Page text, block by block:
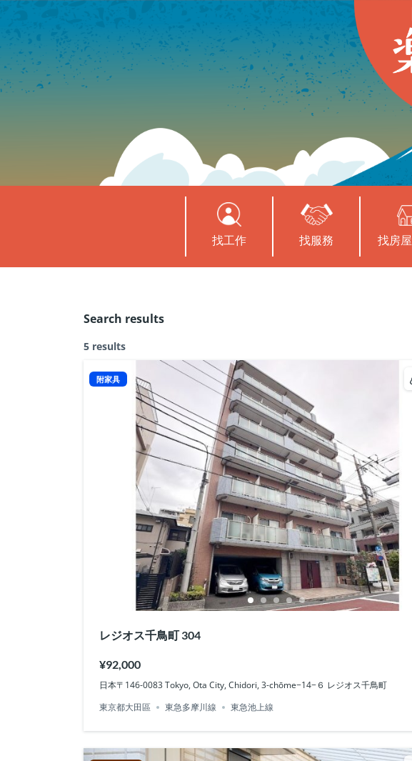
找工作 找服務 找房屋
Search results
5 results
附家具
レジオス千鳥町 304
¥92,000
日本〒146-0083 Tokyo, Ota City, Chidori, 3-chōme−14−６ レジオス千鳥町
東京都大田區
東急多摩川線 東急池上線